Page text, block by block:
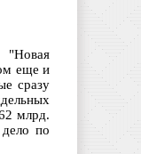
"Новая
еще и
сразу
млрд.
по